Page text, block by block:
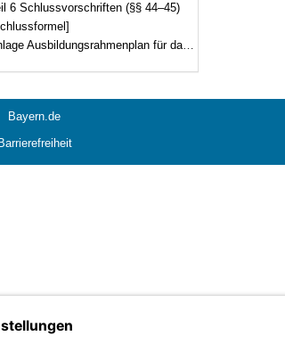
erweitern
6 Schlussvorschriften (§§ 44–45)
Ausbildungsrahmenplan für das berufspraktische Studium
Bayern.de
Barrierefreiheit